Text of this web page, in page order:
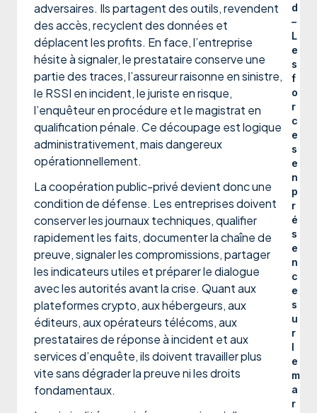
adversaires. Ils partagent des outils, revendent
des accès, recyclent des données et
déplacent les profits. En face, l’entreprise
hésite à signaler, le prestataire conserve une
partie des traces, l’assureur raisonne en sinistre,
le RSSI en incident, le juriste en risque,
l’enquêteur en procédure et le magistrat en
qualification pénale. Ce découpage est logique
administrativement, mais dangereux
opérationnellement.
La coopération public-privé devient donc une
condition de défense. Les entreprises doivent
conserver les journaux techniques, qualifier
rapidement les faits, documenter la chaîne de
preuve, signaler les compromissions, partager
les indicateurs utiles et préparer le dialogue
avec les autorités avant la crise. Quant aux
plateformes crypto, aux hébergeurs, aux
éditeurs, aux opérateurs télécoms, aux
prestataires de réponse à incident et aux
services d’enquête, ils doivent travailler plus
vite sans dégrader la preuve ni les droits
fondamentaux.
d
–
L
e
s
f
o
r
c
e
s
e
n
p
r
é
s
e
n
c
e
s
u
r
l
e
m
a
r